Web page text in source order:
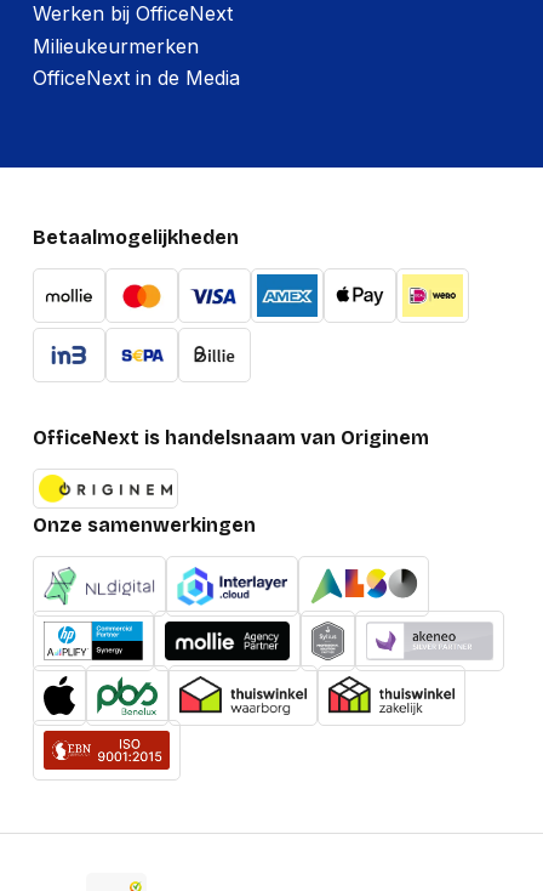
Werken bij OfficeNext
Milieukeurmerken
OfficeNext in de Media
Betaalmogelijkheden
OfficeNext is handelsnaam van Originem
Onze samenwerkingen